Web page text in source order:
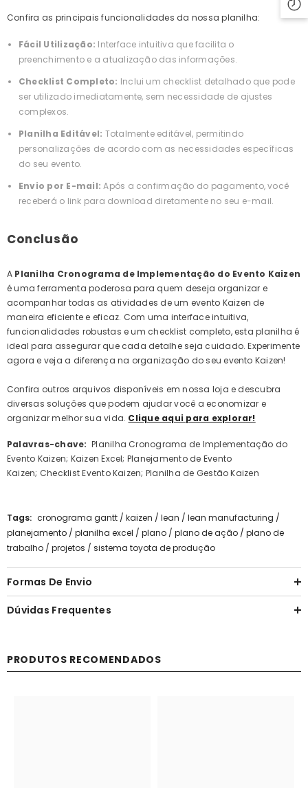
Confira as principais funcionalidades da nossa planilha:
Fácil Utilização: Interface intuitiva que facilita o
preenchimento e a atualização das informações.
Checklist Completo: Inclui um checklist detalhado que pode
ser utilizado imediatamente, sem necessidade de ajustes
complexos.
Planilha Editável: Totalmente editável, permitindo
personalizações de acordo com as necessidades específicas
do seu evento.
Envio por E-mail:Após a confirmação do pagamento, você
receberá o link para download diretamente no seu e-mail.
Conclusão
A Planilha Cronograma de Implementação do Evento Kaizen
é uma ferramenta poderosa para quem deseja organizar e
acompanhar todas as atividades de um evento Kaizen de
maneira eficiente e eficaz. Com uma interface intuitiva,
funcionalidades robustas e um checklist completo, esta planilha é
ideal para assegurar que cada detalhe seja cuidado. Experimente
agora e veja a diferença na organização do seu evento Kaizen!
Confira outros arquivos disponíveis em nossa loja e descubra
diversas soluções que podem ajudar você a economizar e
organizar melhor sua vida. Clique aqui para explorar!
Palavras-chave: Planilha Cronograma de Implementação do
Evento Kaizen; Kaizen Excel; Planejamento de Evento
Kaizen; Checklist Evento Kaizen; Planilha de Gestão Kaizen
Tags: cronograma gantt / kaizen / lean / lean manufacturing /
planejamento / planilha excel / plano / plano de ação / plano de
trabalho / projetos / sistema toyota de produção
Formas De Envio
Dúvidas Frequentes
PRODUTOS RECOMENDADOS